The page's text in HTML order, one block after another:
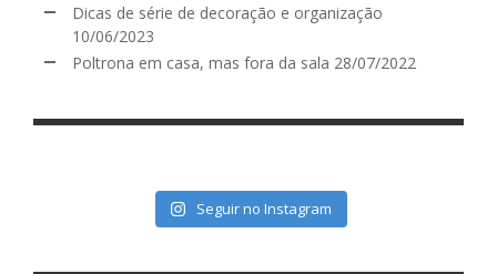
Dicas de série de decoração e organização
10/06/2023
Poltrona em casa, mas fora da sala 28/07/2022
Seguir no Instagram